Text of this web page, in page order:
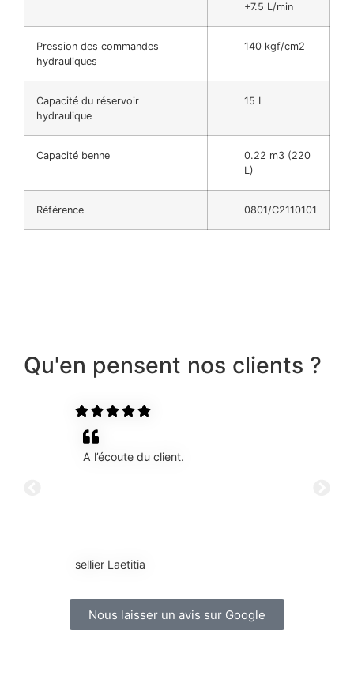
+7.5 L/min
Pression des commandes
hydrauliques
140 kgf/cm2
Capacité du réservoir
hydraulique
15 L
Capacité benne
0.22 m3 (220
L)
Référence 0801/C2110101
Qu'en pensent nos clients ?
A l’écoute du client.
sellier Laetitia
Nous laisser un avis sur Google